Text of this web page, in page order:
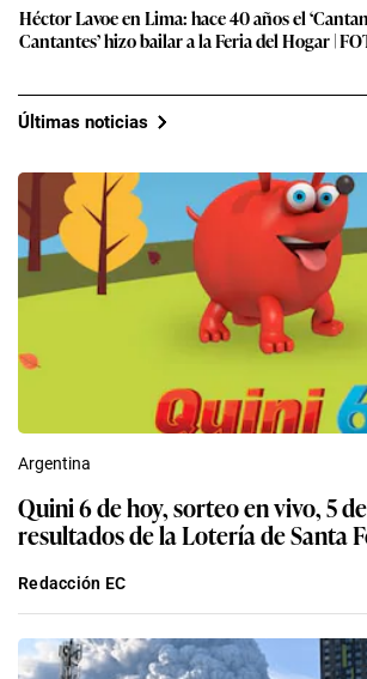
Héctor Lavoe en Lima: hace 40 años el
Cantantes’ hizo bailar a la Feria del Hogar |
Últimas noticias
Argentina
Quini 6 de hoy, sorteo en vivo, 5
resultados de la Lotería de Santa
Redacción EC